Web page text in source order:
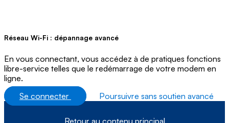
Réseau Wi-Fi : dépannage avancé
En vous connectant, vous accédez à de pratiques fonctions
libre-service telles que le redémarrage de votre modem en
ligne.
Se connecter
Poursuivre sans soutien avancé